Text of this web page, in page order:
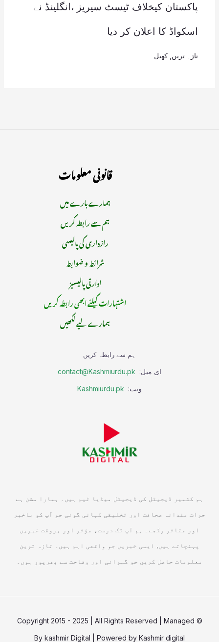
پاکستان کیخلاف ٹیسٹ سیریز ،انگلینڈ نے
اسکواڈ کا اعلان کر دیا
تازہ ترین کھیل
قانونی معلومات
ہمارے بارے میں
ہم سے رابطہ کریں
رازداری کی پالیسی
شرائط و ضوابط
ادارتی پالیسیز
اشتہارات کیلئے ابھی رابطہ کریں
ہمارے لیے لکھیں
ہم سے رابطہ کریں
ای میل: contact@Kashmiurdu.pk
ویب: Kashmiurdu.pk
ہم کشمیر ڈیجیٹل کی ڈیجیٹل میڈیا ٹیم ہیں۔ ہمارا مشن ہے
جرات مندانہ صحافت اور تخلیقی کہانی گوئی جو آپ کو باخبر
اور متاثر رکھے۔ ہم آپ تک درست، مؤثر اور بروقت خبریں
پہنچاتے ہیں, ایسی خبریں جو واقعی اہم ہیں۔ تازہ ترین
معلومات حاصل کریں جو گہرائی اور وضاحت سے بھرپور ہوں۔
© Copyright 2015 - 2025 | All Rights Reserved | Managed
By kashmir Digital | Powered by Kashmir digital